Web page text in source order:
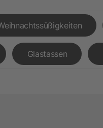
Glastassen